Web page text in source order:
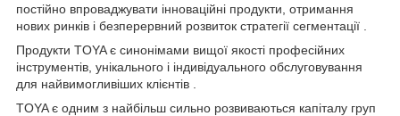
постійно впроваджувати інноваційні продукти, отримання
нових ринків і безперервний розвиток стратегії сегментації .
Продукти TOYA є синонімами вищої якості професійних
інструментів, унікального і індивідуального обслуговування
для найвимогливіших клієнтів .
TOYA є одним з найбільш сильно розвиваються капіталу груп